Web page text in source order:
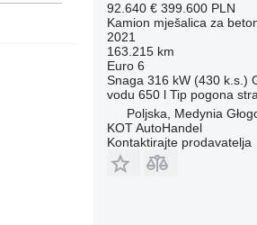
92.640 € 399.600 PLN
Kamion mješalica za
2021
163.215 km
Euro 6
Snaga 316 kW (430 k.s.)
vodu 650 l Tip pogona
Poljska, Medynia
KOT AutoHandel
Kontaktirajte prodavatelja